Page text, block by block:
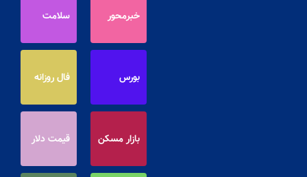
خبرمحور سلامت
بورس فال روزانه
بازار مسکن قیمت دلار